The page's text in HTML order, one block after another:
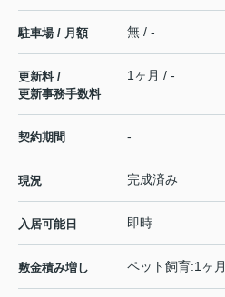
駐車場 / 月額 無 / -
更新料 /
更新事務手数料
1ヶ月 / -
契約期間 -
現況 完成済み
入居可能日 即時
敷金積み増し ペット飼育:1ヶ月